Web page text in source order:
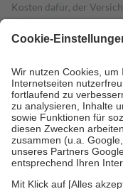
Kosten dafür, der
mit.
Grundsätzlich leisten
höchstens zehn Euro.
Kosten der Leistung zu
Diese Regeln gelten
Bei Heilmitteln und
Zuzahlung zehn Prozent
Verordnung.
Um das Engagement der
stärken und die
fallenkeine Zuzahlungen